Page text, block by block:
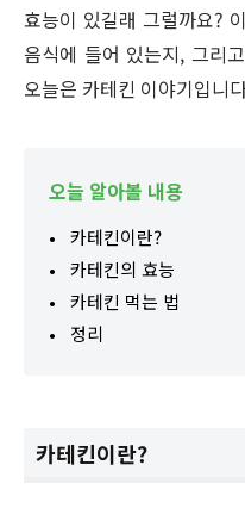
효능이 있길래 그럴까요?
음식에 들어 있는지, 그리
오늘은 카테킨 이야기입니
오늘 알아볼 내용
카테킨이란?
카테킨의 효능
카테킨 먹는 법
정리
카테킨이란?